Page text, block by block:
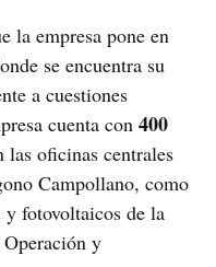
la empresa pone en
se encuentra su
a cuestiones
cuenta con 400
las oficinas centrales
Campollano, como
y fotovoltaicos de la
y